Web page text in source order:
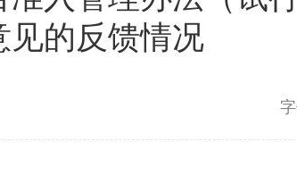
见的反馈情况